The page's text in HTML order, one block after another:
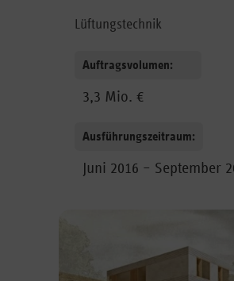
Lüftungstechnik
Auftragsvolumen:
3,3 Mio. €
Ausführungszeitraum:
Juni 2016 – September